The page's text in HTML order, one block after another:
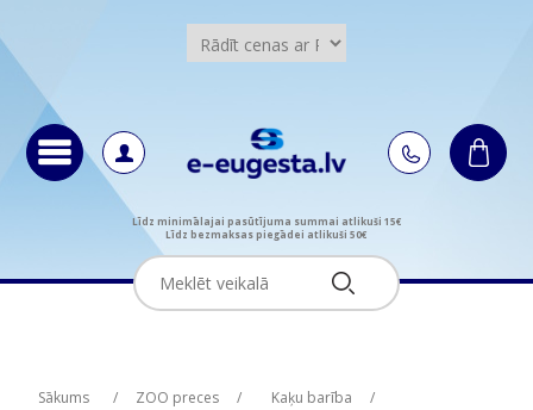
Līdz minimālajai pasūtījuma summai atlikuši 15€
Līdz bezmaksas piegādei atlikuši 50€
Sākums / ZOO preces / Kaķu barība
/